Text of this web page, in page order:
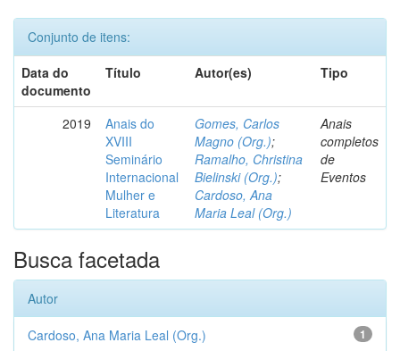
Conjunto de itens:
Data do
documento
Título Autor(es) Tipo
2019
Anais do
XVIII
Seminário
Internacional
Mulher e
Literatura
Gomes, Carlos
Magno (Org.);
Ramalho, Christina
Bielinski (Org.);
Cardoso, Ana
Maria Leal (Org.)
Anais
completos
de
Eventos
Busca facetada
Autor
1
Cardoso, Ana Maria Leal (Org.)